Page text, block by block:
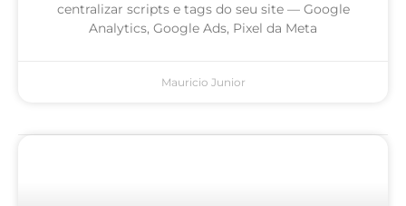
centralizar scripts e tags do seu site — Google
Analytics, Google Ads, Pixel da Meta
Mauricio Junior